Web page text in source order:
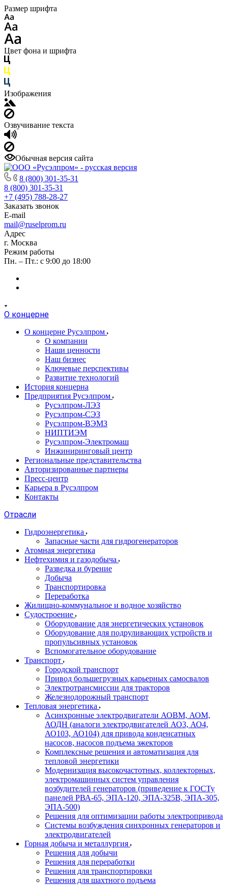
Размер шрифта
Цвет фона и шрифта
Изображения
Озвучивание текста
Обычная версия сайта
8 (800) 301-35-31
8 (800) 301-35-31
+7 (495) 788-28-27
Заказать звонок
E-mail
mail@ruselprom.ru
Адрес
г. Москва
Режим работы
Пн. – Пт.: с 9:00 до 18:00
О концерне
О концерне Русэлпром
О компании
Наши ценности
Наш бизнес
Ключевые перспективы
Развитие технологий
История концерна
Предприятия Русэлпром
Русэлпром-ЛЭЗ
Русэлпром-СЭЗ
Русэлпром-ВЭМЗ
НИПТИЭМ
Русэлпром-Электромаш
Инжиниринговый центр
Региональные представительства
Авторизированные партнеры
Пресс-центр
Карьера в Русэлпром
Контакты
Отрасли
Гидроэнергетика
Запасные части для гидрогенераторов
Атомная энергетика
Нефтехимия и газодобыча
Разведка и бурение
Добыча
Транспортировка
Переработка
Жилищно-коммунальное и водное хозяйство
Судостроение
Оборудование для энергетических установок
Оборудование для подруливающих устройств и
пропульсивных установок
Вспомогательное оборудование
Транспорт
Городской транспорт
Привод большегрузных карьерных самосвалов
Электротрансмиссии для тракторов
Железнодорожный транспорт
Тепловая энергетика
Асинхронные электродвигатели АОВМ, АОМ,
АОДН (аналоги электродвигателей АО3, АО4,
АО103, АО104) для привода конденсатных
насосов, насосов подъема эжекторов
Комплексные решения и автоматизация для
тепловой энергетики
Модернизация высокочастотных, коллекторных,
электромашинных систем управления
возбудителей генераторов (приведение к ГОСТу
панелей РВА-65, ЭПА-120, ЭПА-325В, ЭПА-305,
ЭПА-500)
Решения для оптимизации работы электропривода
Системы возбуждения синхронных генераторов и
электродвигателей
Горная добыча и металлургия
Решения для добычи
Решения для переработки
Решения для транспортировки
Решения для шахтного подъема